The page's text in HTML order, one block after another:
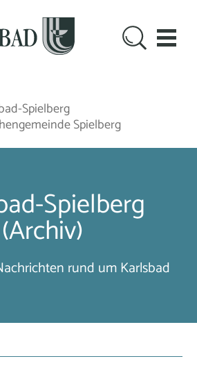
Spielberg
Spielberg
Spielberg
(Archiv)
rund um Karlsbad